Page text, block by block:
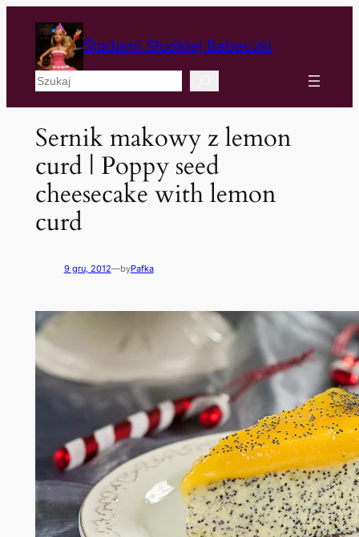
Śladami Słodkiej Babeczki
Szukaj
Sernik makowy z lemon
curd | Poppy seed
cheesecake with lemon
curd
9 gru, 2012—byPafka